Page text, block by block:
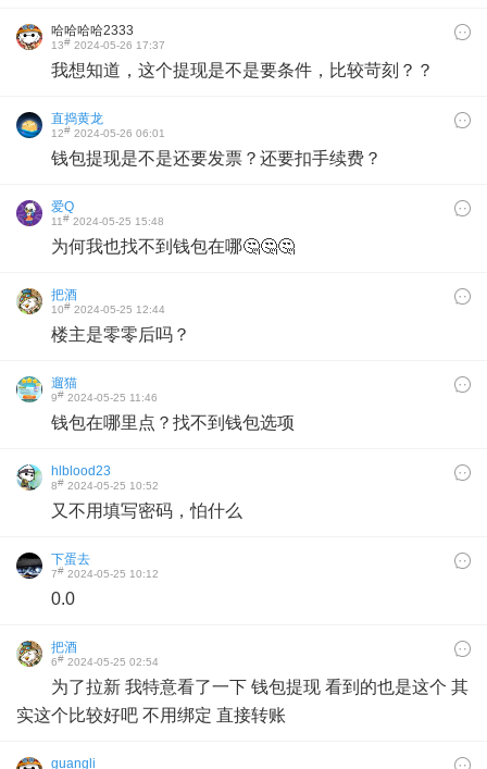
哈哈哈哈2333
13# 2024-05-26 17:37
我想知道，这个提现是不是要条件，比较苛刻？？
直捣黄龙
12# 2024-05-26 06:01
钱包提现是不是还要发票？还要扣手续费？
爱Q
11# 2024-05-25 15:48
为何我也找不到钱包在哪🤔🤔🤔
把酒
10# 2024-05-25 12:44
楼主是零零后吗？
遛猫
9# 2024-05-25 11:46
钱包在哪里点？找不到钱包选项
hlblood23
8# 2024-05-25 10:52
又不用填写密码，怕什么
下蛋去
7# 2024-05-25 10:12
0.0
把酒
6# 2024-05-25 02:54
为了拉新 我特意看了一下 钱包提现 看到的也是这个 其
实这个比较好吧 不用绑定 直接转账
guangli